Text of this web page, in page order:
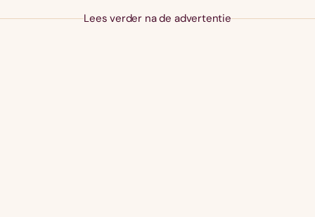
Lees verder na de advertentie